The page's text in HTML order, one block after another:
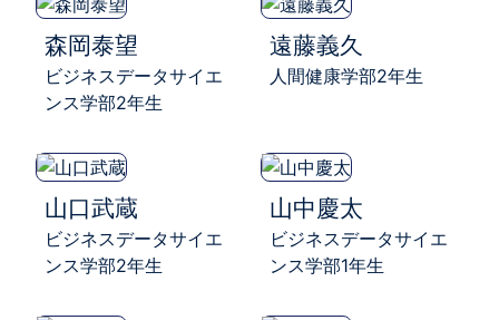
森岡泰望
ビジネスデータサイエ
ンス学部2年生
遠藤義久
人間健康学部2年生
山口武蔵
ビジネスデータサイエ
ンス学部2年生
山中慶太
ビジネスデータサイエ
ンス学部1年生